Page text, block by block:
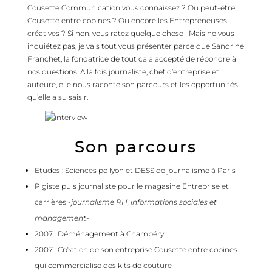
Cousette Communication vous connaissez ? Ou peut-être
Cousette entre copines ? Ou encore les Entrepreneuses
créatives ? Si non, vous ratez quelque chose ! Mais ne vous
inquiétez pas, je vais tout vous présenter parce que Sandrine
Franchet, la fondatrice de tout ça a accepté de répondre à
nos questions. A la fois journaliste, chef d’entreprise et
auteure, elle nous raconte son parcours et les opportunités
qu’elle a su saisir.
Son parcours
Etudes : Sciences po lyon et DESS de journalisme à Paris
Pigiste puis journaliste pour le magasine Entreprise et
carrières -journalisme RH, informations sociales et
management-
2007 : Déménagement à Chambéry
2007 : Création de son entreprise Cousette entre copines
qui commercialise des kits de couture